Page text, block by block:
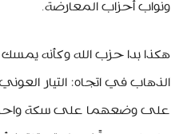
ونواب أحزاب المعارضة.
هكذا بدا حزب الله وكأنه
الذهاب في اتجاه: التيار
على وضعهما على سكة